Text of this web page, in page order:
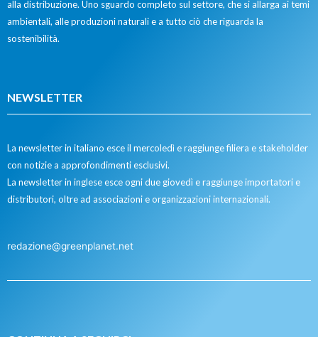
alla distribuzione. Uno sguardo completo sul settore, che si allarga ai temi
ambientali, alle produzioni naturali e a tutto ciò che riguarda la
sostenibilità.
NEWSLETTER
La newsletter in italiano esce il mercoledì e raggiunge filiera e stakeholder
con notizie a approfondimenti esclusivi.
La newsletter in inglese esce ogni due giovedì e raggiunge importatori e
distributori, oltre ad associazioni e organizzazioni internazionali.
redazione@greenplanet.net